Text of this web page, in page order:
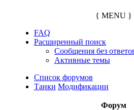
{ MENU }
FAQ
Расширенный поиск
Сообщения без
Активные темы
Список форумов
Танки Модификации
Форум